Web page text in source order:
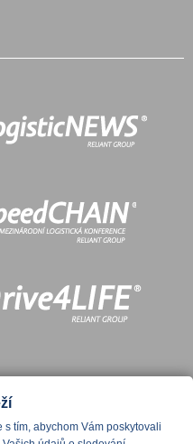
s tím, abychom Vám poskytovali